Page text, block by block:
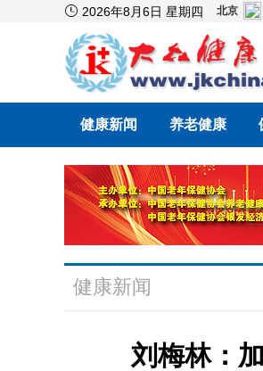
 2026年8月6日 星期四
健康新闻 养老健康
健康新闻
刘梅林：